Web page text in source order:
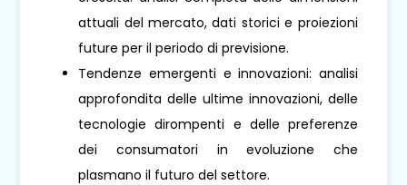
attuali del mercato, dati storici e proiezioni
future per il periodo di previsione.
Tendenze emergenti e innovazioni: analisi
approfondita delle ultime innovazioni, delle
tecnologie dirompenti e delle preferenze
dei consumatori in evoluzione che
plasmano il futuro del settore.